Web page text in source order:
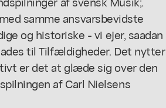
samme ansvarsbevidste
og historiske - vi ejer, saadan
til Tilfældigheder. Det nytter
er det at glæde sig over den
af Carl Nielsens